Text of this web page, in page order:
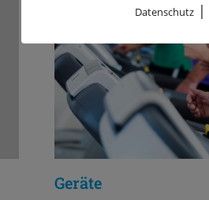
Geräte
Datenschutz|